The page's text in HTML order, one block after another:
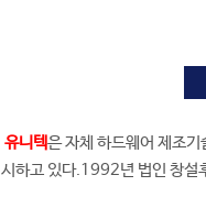
유니텍은 자체 하드웨어 제조
시하고 있다.1992년 법인 창설